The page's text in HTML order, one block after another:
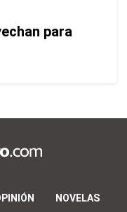
para
NOVELAS